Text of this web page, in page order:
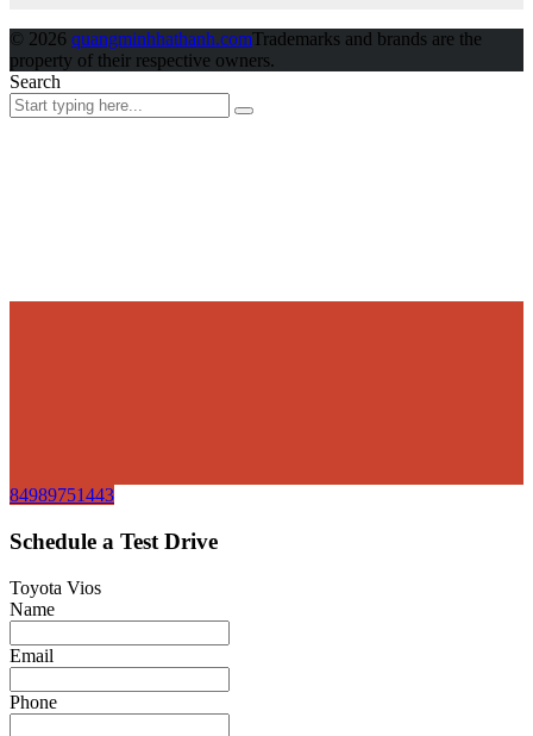
© 2026 quangminhhathanh.comTrademarks and brands are the
property of their respective owners.
Search
84989751443
Schedule a Test Drive
Toyota Vios
Name
Email
Phone